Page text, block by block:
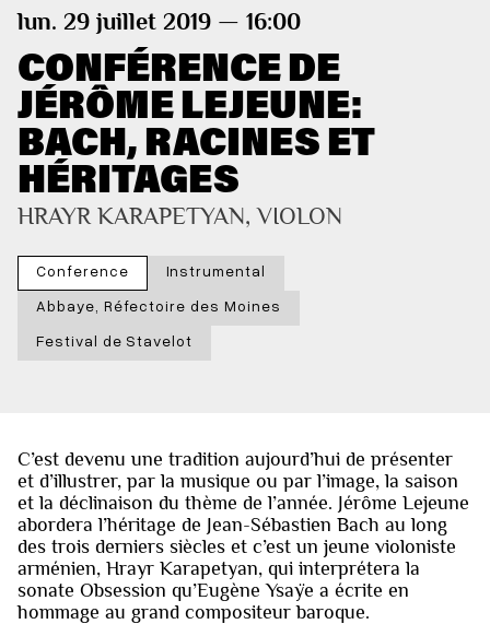
lun. 29 juillet 2019 — 16:00
CONFÉRENCE DE
JÉRÔME LEJEUNE:
BACH, RACINES ET
HÉRITAGES
HRAYR KARAPETYAN, VIOLON
Conference
Instrumental
Abbaye, Réfectoire des Moines
Festival de Stavelot
C’est devenu une tradition aujourd’hui de présenter
et d’illustrer, par la musique ou par l’image, la saison
et la déclinaison du thème de l’année. Jérôme Lejeune
abordera l’héritage de Jean-Sébastien Bach au long
des trois derniers siècles et c’est un jeune violoniste
arménien, Hrayr Karapetyan, qui interprétera la
sonate Obsession qu’Eugène Ysaÿe a écrite en
hommage au grand compositeur baroque.